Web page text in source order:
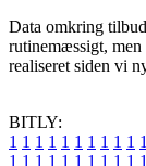
Data omkring
rutinemæssigt, men
realiseret siden vi
BITLY:
1 1 1 1 1 1 1 1 1 1 1
1 1 1 1 1 1 1 1 1 1 1